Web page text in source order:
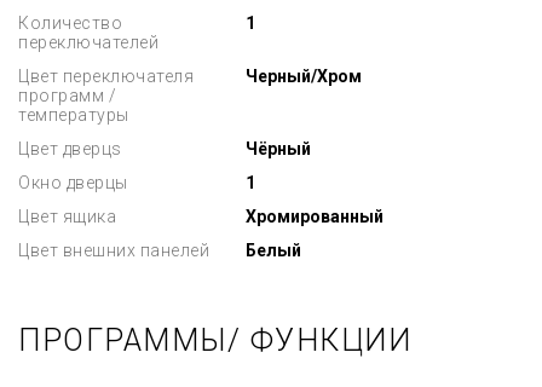
Количество
переключателей
1
Цвет переключателя
программ /
температуры
Черный/Хром
Цвет дверцs
Чёрный
Окно дверцы
1
Цвет ящика
Хромированный
Цвет внешних панелей
Белый
ПРОГРАММЫ/ ФУНКЦИИ